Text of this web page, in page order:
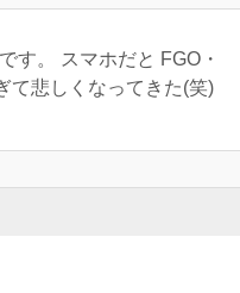
す。 スマホだと FGO・
て悲しくなってきた(笑)